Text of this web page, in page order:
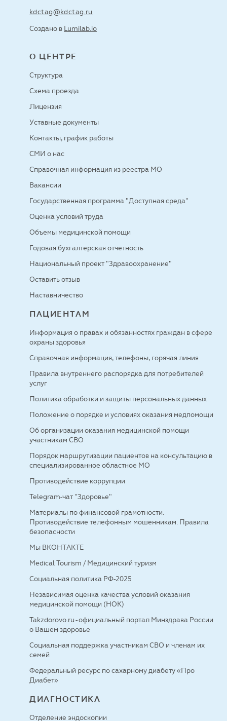
kdctag@kdctag.ru
Создано в Lumilab.io
О ЦЕНТРЕ
Структура
Схема проезда
Лицензия
Уставные документы
Контакты, график работы
СМИ о нас
Справочная информация из реестра МО
Вакансии
Государственная программа "Доступная среда"
Оценка условий труда
Объемы медицинской помощи
Годовая бухгалтерская отчетность
Национальный проект "Здравоохранение"
Оставить отзыв
Наставничество
ПАЦИЕНТАМ
Информация о правах и обязанностях граждан в сфере
охраны здоровья
Справочная информация, телефоны, горячая линия
Правила внутреннего распорядка для потребителей
услуг
Политика обработки и защиты персональных данных
Положение о порядке и условиях оказания медпомощи
Об организации оказания медицинской помощи
участникам СВО
Порядок маршрутизации пациентов на консультацию в
специализированное областное МО
Противодействие коррупции
Telegram-чат "Здоровье"
Материалы по финансовой грамотности.
Противодействие телефонным мошенникам. Правила
безопасности
Мы ВКОНТАКТЕ
Medical Tourism / Медицинский туризм
Социальная политика РФ-2025
Независимая оценка качества условий оказания
медицинской помощи (НОК)
Takzdorovo.ru - официальный портал Минздрава России
о Вашем здоровье
Социальная поддержка участникам СВО и членам их
семей
Федеральный ресурс по сахарному диабету «Про
Диабет»
ДИАГНОСТИКА
Отделение эндоскопии